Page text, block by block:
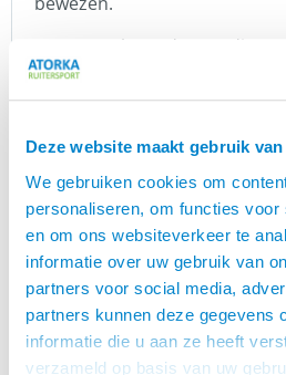
Deze website maakt gebruik
We gebruiken cookies om
personaliseren, om functies voor
en om ons websiteverkeer te
informatie over uw gebruik van
partners voor social media,
partners kunnen deze gegevens
informatie die u aan ze heeft
verzameld op basis van uw
De FIR-Tech producten die
verkrijgbaar zijn: een
elleboogband en enkelsteun.
kun je ook een maattabel
Catago
CatagoEquesterian is een
de familie Lausen. Het doel
kwaliteit producten te
comfort voor paard en ruiter.
ernaar om paard en ruiter